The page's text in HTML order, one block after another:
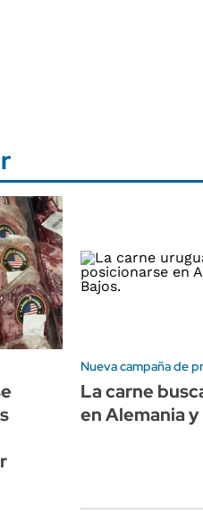
Nueva campaña de
La carne
en Alemania